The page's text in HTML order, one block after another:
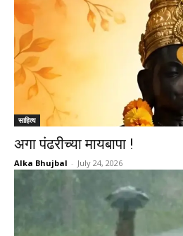
साहित्य
अगा पंढरीच्या मायबापा !
Alka Bhujbal - July 24, 2026